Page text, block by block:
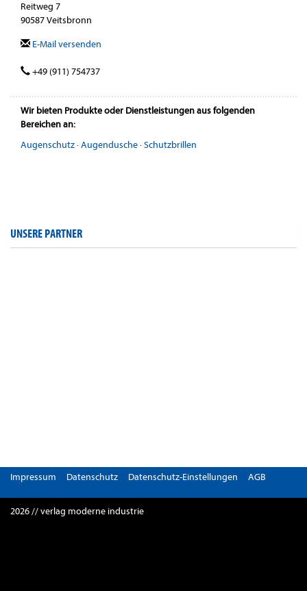
Reitweg 7
90587 Veitsbronn
E-Mail versenden
+49 (911) 754737
Wir bieten Produkte oder Dienstleistungen aus folgenden
Bereichen an:
Augenschutz·Augendusche·Schutzbrillen
UNSERE PARTNER
Impressum Datenschutz Datenschutz-Einstellungen AGB
2026 // verlag moderne industrie